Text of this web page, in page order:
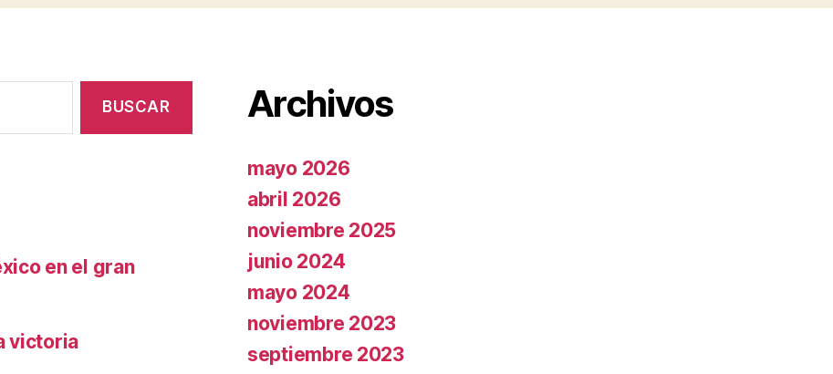
en el gran
victoria
Archivos
mayo 2026
abril 2026
noviembre 2025
junio 2024
mayo 2024
noviembre 2023
septiembre 2023